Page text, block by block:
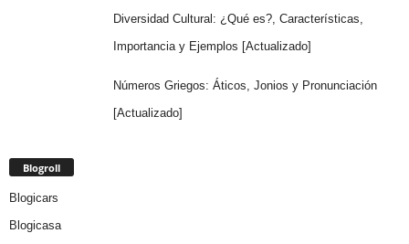
Diversidad Cultural: ¿Qué es?, Características,
Importancia y Ejemplos [Actualizado]
Números Griegos: Áticos, Jonios y Pronunciación
[Actualizado]
Blogroll
Blogicars
Blogicasa